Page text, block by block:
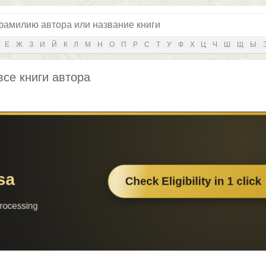
Е Ж З И Й К Л М Н О П Р С Т У Ф Х Ц Ч Ш Щ Ы
книги автора